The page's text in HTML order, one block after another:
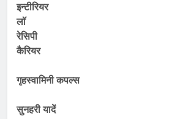
इन्टीरियर
लॉ
रेसिपी
कैरियर
गृहस्वामिनी कपल्स
सुनहरी यादें